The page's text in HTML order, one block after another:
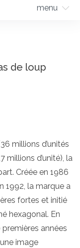
menu
de loup
millions d’unités
millions d’unité), la
Créée en 1986
1992, la marque a
fortes et initié
hexagonal. En
années
image